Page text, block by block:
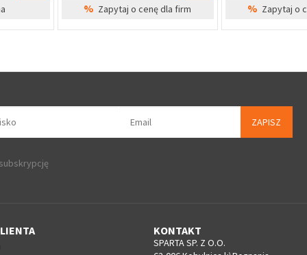
% Zapytaj o cenę dla firm
Cena
ZAPISZ
KONTAKT
SPARTA SP. Z O.O.